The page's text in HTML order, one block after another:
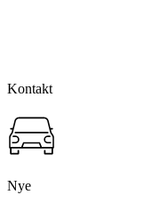
Kontakt
Nye